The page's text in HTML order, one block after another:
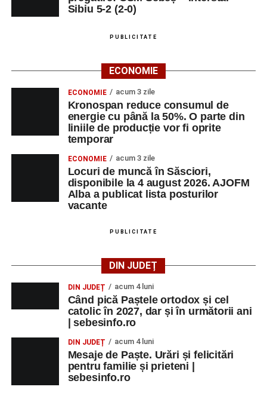
Sibiu 5-2 (2-0)
PUBLICITATE
ECONOMIE
ECONOMIE acum 3 zile
Kronospan reduce consumul de
energie cu până la 50%. O parte din
liniile de producție vor fi oprite
temporar
ECONOMIE acum 3 zile
Locuri de muncă în Săsciori,
disponibile la 4 august 2026. AJOFM
Alba a publicat lista posturilor
vacante
PUBLICITATE
DIN JUDEȚ
DIN JUDEȚ acum 4 luni
Când pică Paștele ortodox și cel
catolic în 2027, dar și în următorii ani
| sebesinfo.ro
DIN JUDEȚ acum 4 luni
Mesaje de Paște. Urări și felicitări
pentru familie și prieteni |
sebesinfo.ro